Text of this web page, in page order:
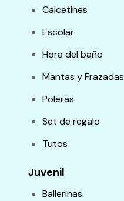
Calcetines
Escolar
Hora del baño
Mantas y Frazadas
Poleras
Set de regalo
Tutos
Juvenil
Ballerinas